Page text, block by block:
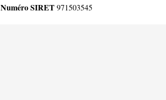
Numéro SIRET971503545